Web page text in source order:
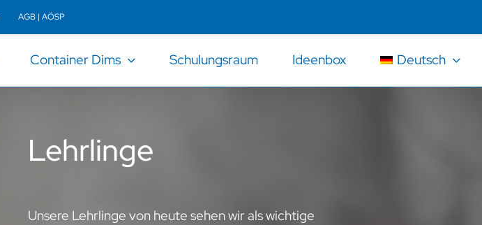
AGB | AÖSP
Container Dims Schulungsraum Ideenbox Deutsch
Lehrlinge
Unsere Lehrlinge von heute sehen wir als wichtige